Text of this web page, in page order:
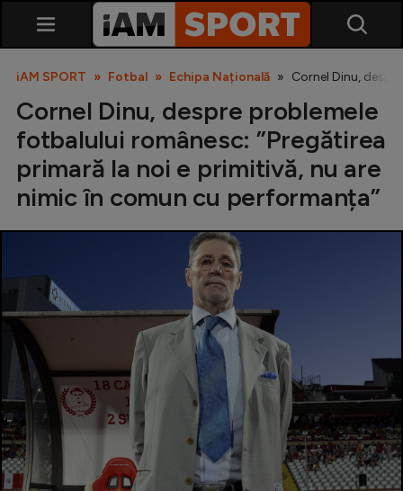
SuperLiga
Cupa României
Echipa Națională
U21
Fotbal feminin
Special
Diverse
iAM SPORT Fotbal Echipa Națională Cornel Dinu,
Cornel Dinu, despre problemele
fotbalului românesc: ”Pregătirea
primară la noi e primitivă, nu are
nimic în comun cu performanța”